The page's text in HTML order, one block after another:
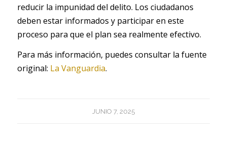
reducir la impunidad del delito. Los ciudadanos
deben estar informados y participar en este
proceso para que el plan sea realmente efectivo.
Para más información, puedes consultar la fuente
original: La Vanguardia.
JUNIO 7, 2025